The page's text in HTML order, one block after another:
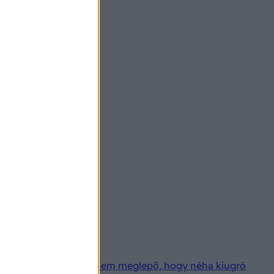
szerves része, így nem meglepő, hogy néha kiugró